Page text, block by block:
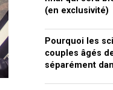
(en exclusivité)
Pourquoi les
couples âgés
séparément